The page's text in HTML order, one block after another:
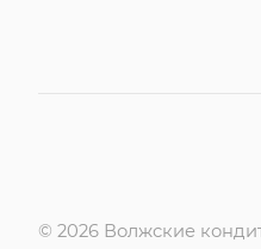
© 2026 Волжские